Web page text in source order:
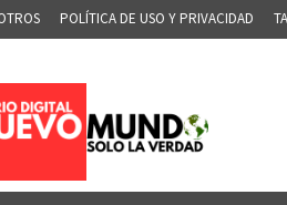
POLÍTICA DE USO Y PRIVACIDAD